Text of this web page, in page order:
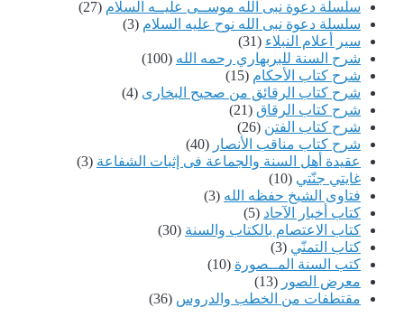
سلسلة دعوة نبى الله موســى عليــه السلام (27)
سلسلة دعوة نبى الله نوح عليه السلام (3)
سير أعلام النبلاء (31)
شرح السنة للبربهاري رحمه الله (100)
شرح كتاب الأحكام (15)
شرح كتاب الرقائق من صحيح البخارى (4)
شرح كتاب الرقاق (21)
شرح كتاب الفتن (26)
شرح كتاب مناقب الأنصار (40)
عقيدة أهل السنة والجماعة فى إثبات الشفاعة (3)
غايتي جنّتي (10)
فتاوى الشيخ حفظه الله (3)
كتاب أخبار الآحاد (5)
كتاب الاعتصام بالكتاب والسنة (30)
كتاب التمنّي (3)
كتب السنة المــصورة (10)
معرض الصور (13)
مقتطفات من الخطب والدروس (36)